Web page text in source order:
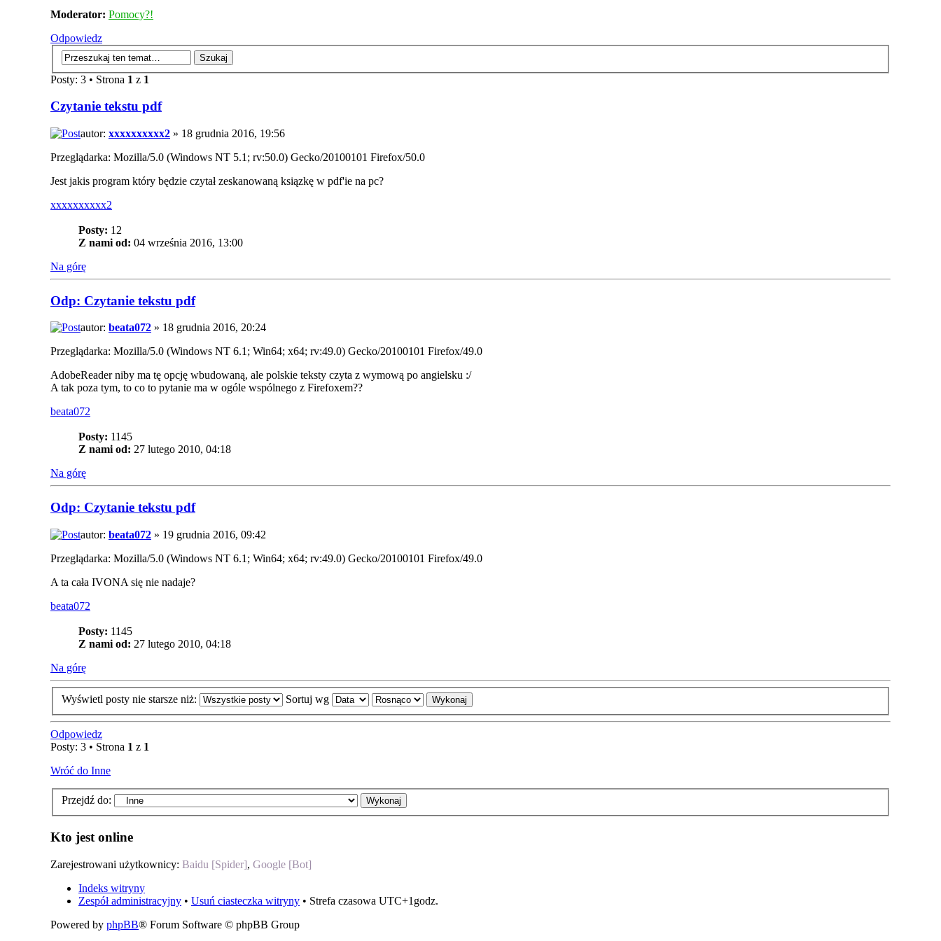
Moderator: Pomocy?!
Odpowiedz
Posty: 3 • Strona 1 z 1
Czytanie tekstu pdf
autor: xxxxxxxxxx2 » 18 grudnia 2016, 19:56
Przeglądarka: Mozilla/5.0 (Windows NT 5.1; rv:50.0) Gecko/20100101 Firefox/50.0
Jest jakis program który będzie czytał zeskanowaną ksiązkę w pdf'ie na pc?
xxxxxxxxxx2
Posty: 12
Z nami od: 04 września 2016, 13:00
Na górę
Odp: Czytanie tekstu pdf
autor: beata072 » 18 grudnia 2016, 20:24
Przeglądarka: Mozilla/5.0 (Windows NT 6.1; Win64; x64; rv:49.0) Gecko/20100101 Firefox/49.0
AdobeReader niby ma tę opcję wbudowaną, ale polskie teksty czyta z wymową po angielsku :/
A tak poza tym, to co to pytanie ma w ogóle wspólnego z Firefoxem??
beata072
Posty: 1145
Z nami od: 27 lutego 2010, 04:18
Na górę
Odp: Czytanie tekstu pdf
autor: beata072 » 19 grudnia 2016, 09:42
Przeglądarka: Mozilla/5.0 (Windows NT 6.1; Win64; x64; rv:49.0) Gecko/20100101 Firefox/49.0
A ta cała IVONA się nie nadaje?
beata072
Posty: 1145
Z nami od: 27 lutego 2010, 04:18
Na górę
Wyświetl posty nie starsze niż: Sortuj wg
Odpowiedz
Posty: 3 • Strona 1 z 1
Wróć do Inne
Przejdź do:
Kto jest online
Zarejestrowani użytkownicy: Baidu [Spider], Google [Bot]
Indeks witryny
Zespół administracyjny • Usuń ciasteczka witryny • Strefa czasowa UTC+1godz.
Powered by phpBB® Forum Software © phpBB Group